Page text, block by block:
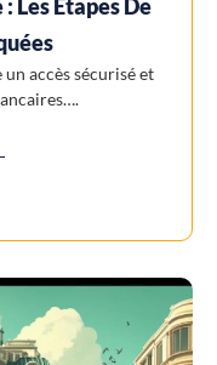
Les Étapes De
un accès sécurisé et